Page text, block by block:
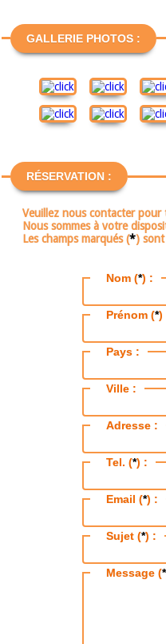
GALLERIE PHOTOS :
RÉSERVATION :
Veuillez nous contacter
Nous sommes à votre
Les champs marqués (*) sont
Nom (*) :
Prénom (*)
Pays :
Ville :
Adresse :
Tel. (*) :
Email (*) :
Sujet (*) :
Message (*